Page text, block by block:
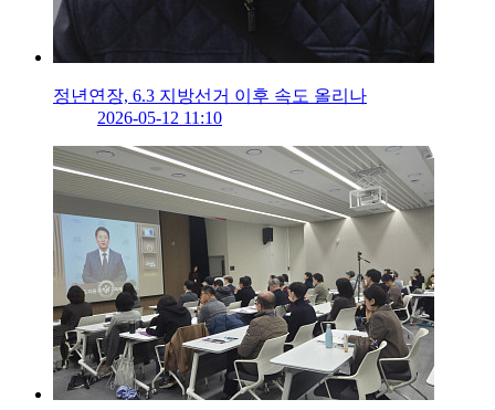
정년연장, 6.3 지방선거 이후 속도 올리나
2026-05-12 11:10